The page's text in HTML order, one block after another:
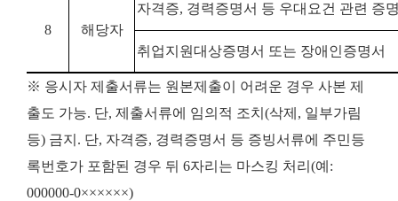
8 해당자
자격증, 경력증명서 등 우대요건 관련 증
취업지원대상증명서 또는 장애인증명서
※ 응시자 제출서류는 원본제출이 어려운 경우 사본 제
출도 가능. 단, 제출서류에 임의적 조치(삭제, 일부가림
등) 금지. 단, 자격증, 경력증명서 등 증빙서류에 주민등
록번호가 포함된 경우 뒤 6자리는 마스킹 처리(예:
000000-0××××××)